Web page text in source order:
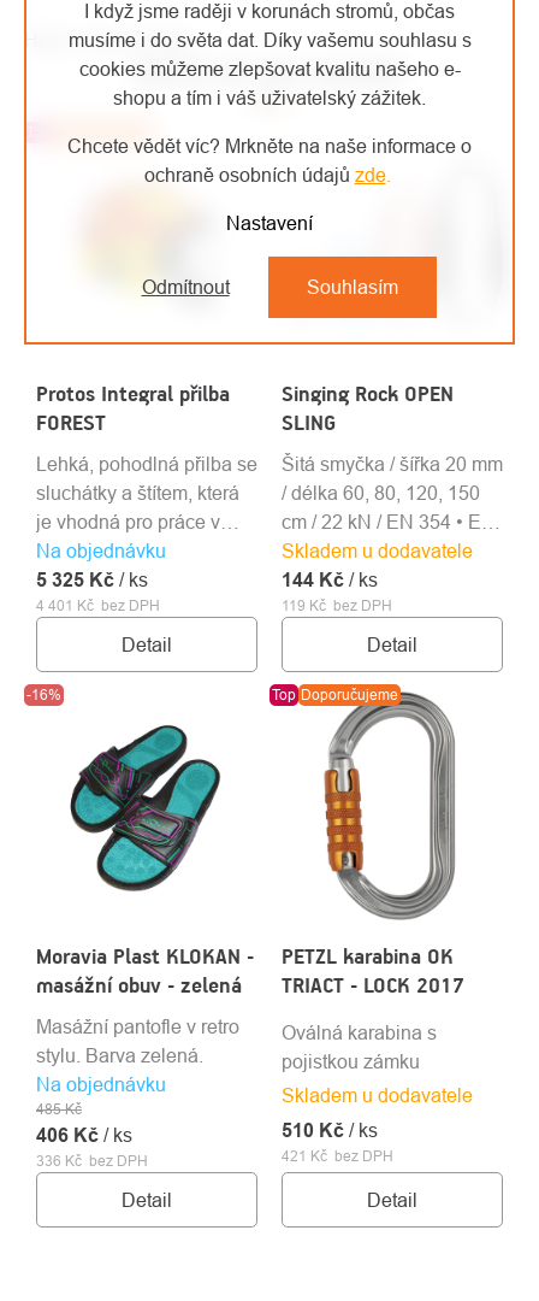
I když jsme raději v korunách stromů, občas
musíme i do světa dat. Díky vašemu souhlasu s
cookies můžeme zlepšovat kvalitu našeho e-
shopu a tím i váš uživatelský zážitek.
Chcete vědět víc? Mrkněte na naše informace o
ochraně osobních údajů zde.
Nastavení
Odmítnout Souhlasím
High-contrast mode
MOHLO BY VÁS ZAJÍMAT
Protos Integral přilba
FOREST
Na objednávku
4 401 Kč bez DPH
5 325 Kč / ks
Detail
Lehká, pohodlná přilba se
sluchátky a štítem, která
je vhodná pro práce v
lese a práce s motorovou
pilou.
Singing Rock OPEN
SLING
Skladem u dodavatele
119 Kč bez DPH
144 Kč / ks
Detail
Šitá smyčka / šířka 20 mm
/ délka 60, 80, 120, 150
cm / 22 kN / EN 354 • EN
566 • EN 795B
-16%
Moravia Plast KLOKAN -
masážní obuv - zelená
Na objednávku
336 Kč bez DPH
485 Kč
406 Kč / ks
Detail
Masážní pantofle v retro
stylu. Barva zelená.
Top Doporučujeme
PETZL karabina OK
TRIACT - LOCK 2017
Skladem u dodavatele
421 Kč bez DPH
510 Kč / ks
Detail
Oválná karabina s
pojistkou zámku